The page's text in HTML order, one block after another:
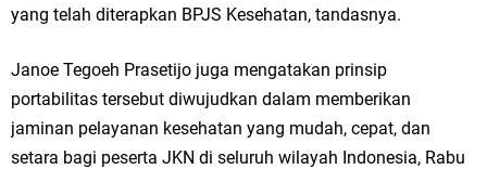
1448 H dengan Doa Kedamaian
Wakil Ketua DPRD Gresik Mujid Riduan Sampaikan Doa dan Harapan di
yang telah diterapkan BPJS Kesehatan, tandasnya.
Janoe Tegoeh Prasetijo juga mengatakan prinsip
portabilitas tersebut diwujudkan dalam memberikan
jaminan pelayanan kesehatan yang mudah, cepat, dan
setara bagi peserta JKN di seluruh wilayah Indonesia, Rabu